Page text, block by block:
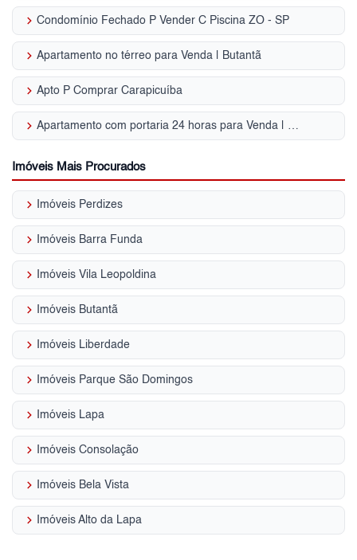
keyboard_arrow_right Condomínio Fechado P Vender C Piscina ZO - SP
keyboard_arrow_right Apartamento no térreo para Venda | Butantã
keyboard_arrow_right Apto P Comprar Carapicuíba
keyboard_arrow_right Apartamento com portaria 24 horas para Venda | Parque Industrial Tomas Edson
Imóveis Mais Procurados
keyboard_arrow_right Imóveis Perdizes
keyboard_arrow_right Imóveis Barra Funda
keyboard_arrow_right Imóveis Vila Leopoldina
keyboard_arrow_right Imóveis Butantã
keyboard_arrow_right Imóveis Liberdade
keyboard_arrow_right Imóveis Parque São Domingos
keyboard_arrow_right Imóveis Lapa
keyboard_arrow_right Imóveis Consolação
keyboard_arrow_right Imóveis Bela Vista
keyboard_arrow_right Imóveis Alto da Lapa